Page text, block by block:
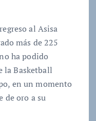
al Asisa
más de 225
ha podido
la Basketball
en un momento
de oro a su